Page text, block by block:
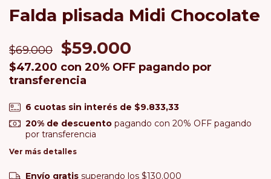
Falda plisada Midi Chocolate
$69.000 $59.000
$47.200 con 20% OFF pagando por
transferencia
6 cuotas sin interés de $9.833,33
20% de descuentopagando con 20% OFF pagando
por transferencia
Ver más detalles
Envío gratis superando los $130.000